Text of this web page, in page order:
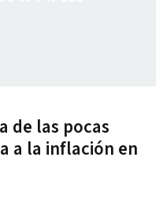
de las pocas
a la inflación en